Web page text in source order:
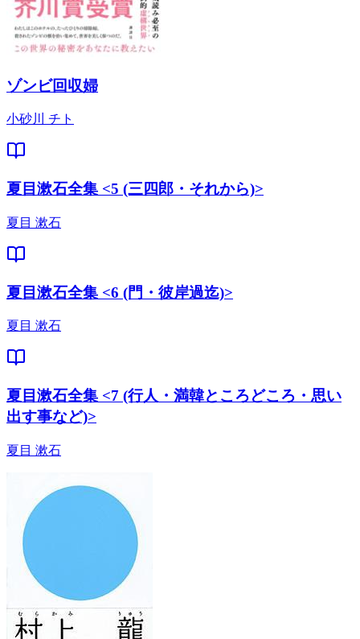
ゾンビ回収婦
小砂川 チト
夏目漱石全集 <5 (三四郎・それから)>
夏目 漱石
夏目漱石全集 <6 (門・彼岸過迄)>
夏目 漱石
夏目漱石全集 <7 (行人・満韓ところどころ・思い
出す事など)>
夏目 漱石